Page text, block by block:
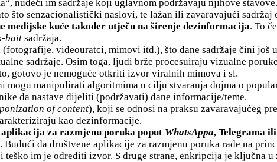
nudeći im sadržaje koji uglavnom podržavaju njihove stavove.
što senzacionalistički naslovi, te lažan ili zavaravajući
kuće također utječu na širenje dezinformacija. To
bait sadržaja.
(fotografije, videouratci, mimovi itd.), što dane sadržaje čini
sadržaje. Osim toga, ljudi brže procesuiraju vizualne
gotovo je nemoguće otkriti izvor viralnih mimova i sl.
mogu manipulirati algoritmima u cilju stvaranja dojma o
da nastave dijeliti (podržavati) dane informacije/teme.
of content), koji se odnosi na praksu zavaravajućeg
kao dezinformacije.
za razmjenu poruka poput WhatsAppa, Telegrama
Budući da društvene aplikacije za razmjenu poruka rade na
im je odrediti izvor. S druge strane, enkripcija je ključna